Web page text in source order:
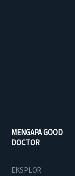
MENGAPA GOOD
DOCTOR
EKSPLOR